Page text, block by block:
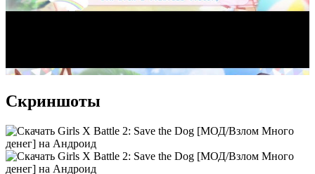
Скриншоты